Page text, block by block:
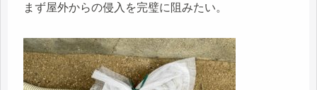
まず屋外からの侵入を完璧に阻みたい。